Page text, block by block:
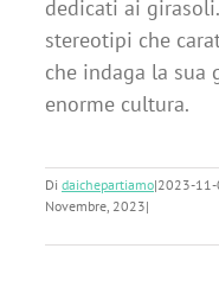
dedicati ai
stereotipi che
che indaga la sua
enorme cultura.
Di daichepartiamo|2023-
Novembre, 2023|